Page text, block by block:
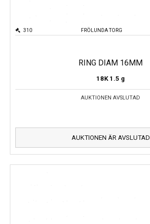
FRÖLUNDA TORG
310
RING DIAM 16MM
18K 1.5 g
AUKTIONEN AVSLUTAD
AUKTIONEN ÄR AVSLUTAD